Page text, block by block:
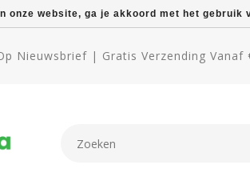
Nieuwsbrief | Gratis Verzending Vanaf
onze website, ga je akkoord met het